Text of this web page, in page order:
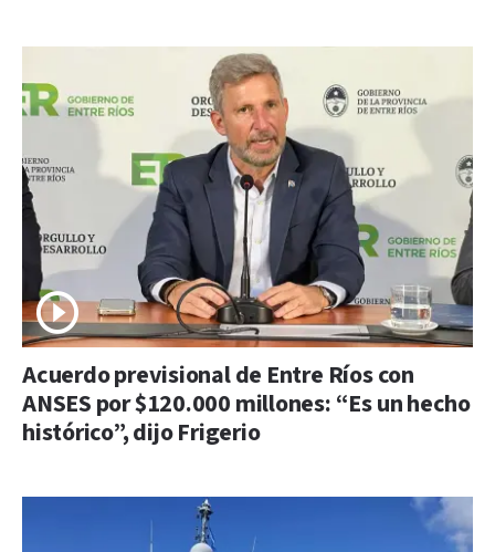
Acuerdo previsional de Entre Ríos con
ANSES por $120.000 millones: “Es un hecho
histórico”, dijo Frigerio